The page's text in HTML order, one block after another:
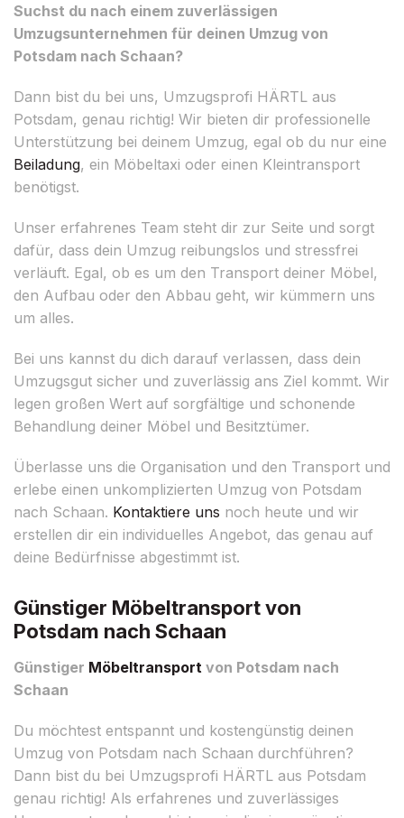
Suchst du nach einem zuverlässigen
Umzugsunternehmen für deinen Umzug von
Potsdam nach Schaan?
Dann bist du bei uns, Umzugsprofi HÄRTL aus
Potsdam, genau richtig! Wir bieten dir professionelle
Unterstützung bei deinem Umzug, egal ob du nur eine
Beiladung, ein Möbeltaxi oder einen Kleintransport
benötigst.
Unser erfahrenes Team steht dir zur Seite und sorgt
dafür, dass dein Umzug reibungslos und stressfrei
verläuft. Egal, ob es um den Transport deiner Möbel,
den Aufbau oder den Abbau geht, wir kümmern uns
um alles.
Bei uns kannst du dich darauf verlassen, dass dein
Umzugsgut sicher und zuverlässig ans Ziel kommt. Wir
legen großen Wert auf sorgfältige und schonende
Behandlung deiner Möbel und Besitztümer.
Überlasse uns die Organisation und den Transport und
erlebe einen unkomplizierten Umzug von Potsdam
nach Schaan. Kontaktiere uns noch heute und wir
erstellen dir ein individuelles Angebot, das genau auf
deine Bedürfnisse abgestimmt ist.
Günstiger Möbeltransport von
Potsdam nach Schaan
Günstiger Möbeltransport von Potsdam nach
Schaan
Du möchtest entspannt und kostengünstig deinen
Umzug von Potsdam nach Schaan durchführen?
Dann bist du bei Umzugsprofi HÄRTL aus Potsdam
genau richtig! Als erfahrenes und zuverlässiges